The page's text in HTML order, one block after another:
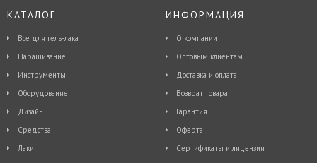
КАТАЛОГ
Все для гель-лака
Наращивание
Инструменты
Оборудование
Дизайн
Средства
Лаки
ИНФОРМАЦИЯ
О компании
Оптовым клиентам
Доставка и оплата
Возврат товара
Гарантия
Оферта
Сертификаты и лицензии